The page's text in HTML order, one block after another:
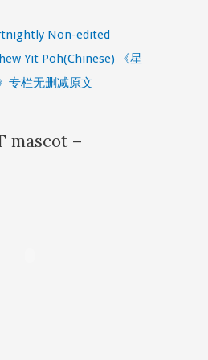
Non-edited
Yit Poh(Chinese) 《星
专栏无删减原文
mascot –